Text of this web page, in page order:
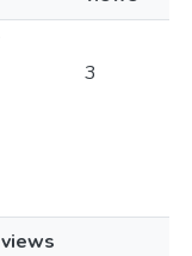
3
views